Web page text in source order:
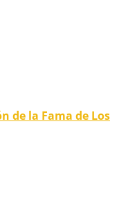
de la Fama de Los